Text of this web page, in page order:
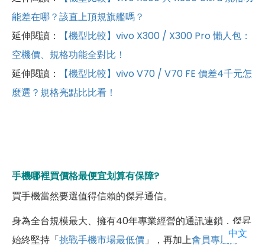
能差在哪？該直上頂規旗艦嗎？
延伸閱讀：
【機型比較】vivo X300 / X300 Pro 懶人包：
空機價、規格功能全對比！
延伸閱讀：
【機型比較】vivo V70 / V70 FE 價差4千元怎
麼選？規格亮點比比看！
手機哪裡買價格最便宜划算有保障?
買手機當然要選值得信賴的傑昇通信。
身為全台規模最大、擁有40年專業經營的通訊連鎖，傑昇
始終堅持「挑戰手機市場最低價 」，再加上會員專屬好
中文